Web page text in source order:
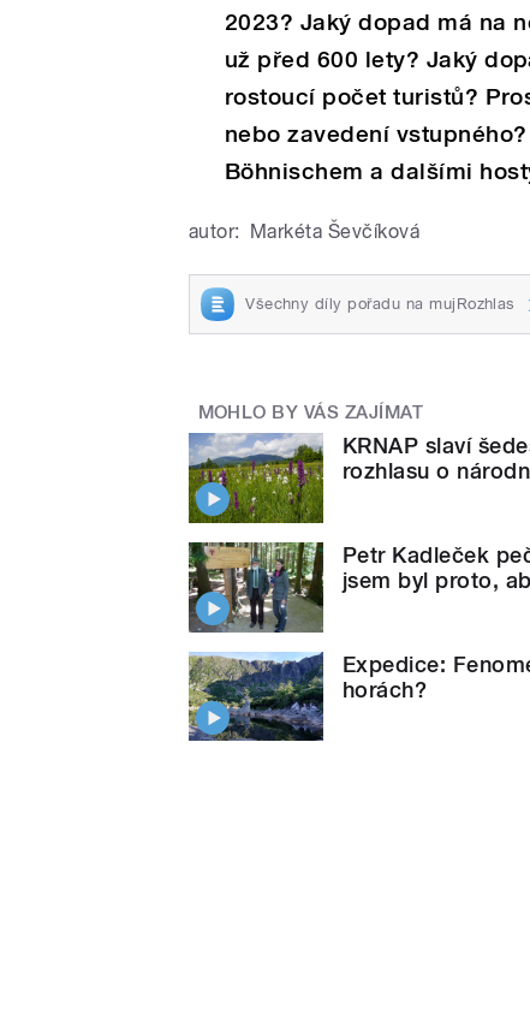
2023? Jaký dopad má na
už před 600 lety? Jaký
rostoucí počet turistů?
nebo zavedení
Böhnischem a dalšími
autor: Markéta Ševčíková
Všechny díly pořadu na mujRozhlas
MOHLO BY VÁS ZAJÍMAT
KRNAP slaví
rozhlasu o
Petr Kadleček
jsem byl proto,
Expedice:
horách?